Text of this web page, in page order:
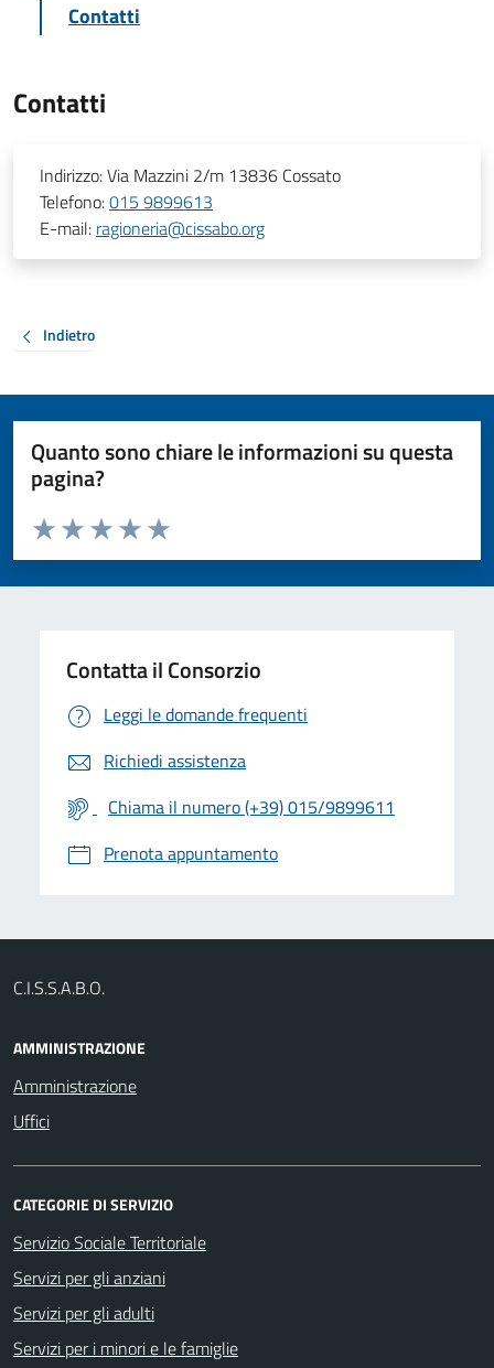
Contatti
Contatti
Indirizzo:Via Mazzini 2/m 13836 Cossato
Telefono:015 9899613
E-mail: ragioneria@cissabo.org
Indietro
Quanto sono chiare le informazioni su questa
pagina?
Valuta da 1 a 5 stelle la pagina
Valuta 5 stelle su 5
Valuta 4 stelle su 5
Valuta 3 stelle su 5
Valuta 2 stelle su 5
Valuta 1 stelle su 5
Contatta il Consorzio
Leggi le domande frequenti
Richiedi assistenza
Chiama il numero (+39) 015/9899611
Prenota appuntamento
C.I.S.S.A.B.O.
AMMINISTRAZIONE
Amministrazione
Uffici
CATEGORIE DI SERVIZIO
Servizio Sociale Territoriale
Servizi per gli anziani
Servizi per gli adulti
Servizi per i minori e le famiglie